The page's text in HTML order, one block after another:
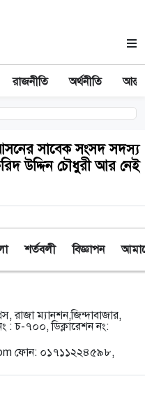
রাজনীতি অর্থনীতি
সাবেক সংসদ সদস্য
উদ্দিন চৌধুরী আর নেই
শর্তবলী বিজ্ঞাপন
রাজা ম্যানশন,জিন্দাবাজার,
: চ-৭০০, ডিক্লারেশন নং:
ফোন: ০১৭১১২২৪৫৯৮,